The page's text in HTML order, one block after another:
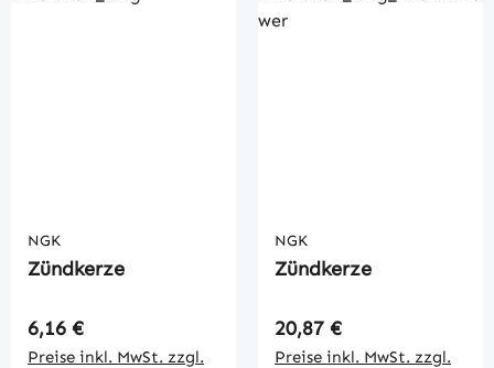
NGK
Zündkerze
Regulärer Preis:
6,16 €
Preise inkl. MwSt. zzgl.
NGK
Zündkerze
Regulärer Preis:
20,87 €
Preise inkl. MwSt. zzgl.